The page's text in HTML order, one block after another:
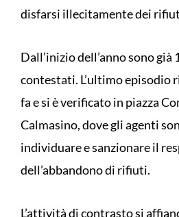
disfarsi illecitamente dei
Dall’inizio dell’anno sono già
contestati. L’ultimo episodio
fa e si è verificato in piazza
Calmasino, dove gli agenti
individuare e sanzionare il
dell’abbandono di rifiuti.
L’attività di contrasto si